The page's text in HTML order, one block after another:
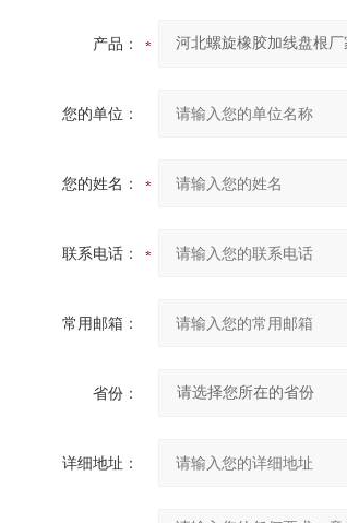
产品：
您的单位：
您的姓名：
联系电话：
常用邮箱：
省份：
详细地址：